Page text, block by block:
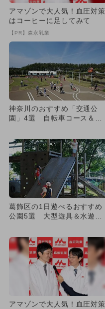
アマゾンで大人気！血圧対策
はコーヒーに足してみて
【PR】森永乳業
神奈川のおすすめ「交通公
園」4選 自転車コース＆特
葛飾区の1日遊べるおすすめ
公園5選 大型遊具＆水遊び
アマゾンで大人気！血圧対策